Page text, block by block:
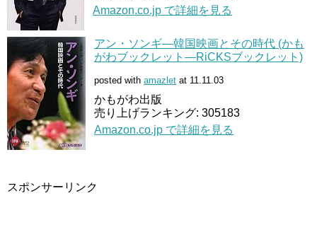
Amazon.co.jp で詳細を見る
アン・ソンギ―韓国映画とその時代 (かも
がわブックレット―RiCKSブックレット)
posted with amazlet at 11.11.03
かもがわ出版
売り上げランキング: 305183
Amazon.co.jp で詳細を見る
スポンサーリンク